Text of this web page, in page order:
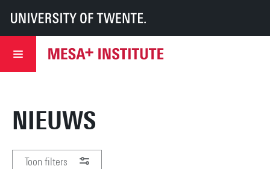
UT MESA+ MESA+ Nieuws
NIEUWS
Toon filters